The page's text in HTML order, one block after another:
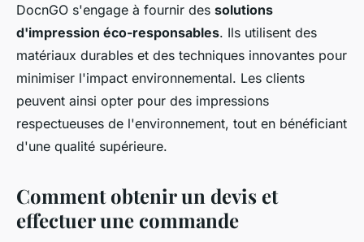
DocnGO s'engage à fournir des solutions
d'impression éco-responsables. Ils utilisent des
matériaux durables et des techniques innovantes pour
minimiser l'impact environnemental. Les clients
peuvent ainsi opter pour des impressions
respectueuses de l'environnement, tout en bénéficiant
d'une qualité supérieure.
Comment obtenir un devis et
effectuer une commande